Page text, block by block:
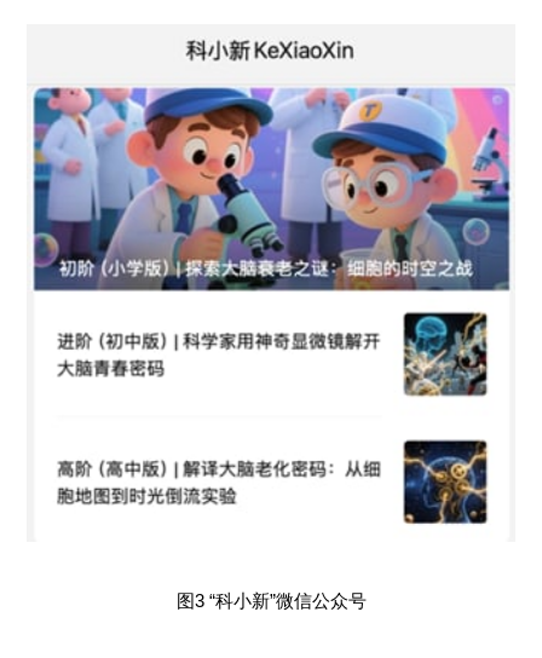
图3 “科小新”微信公众号